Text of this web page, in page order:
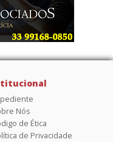
Nós
de Ética
de Privacidade